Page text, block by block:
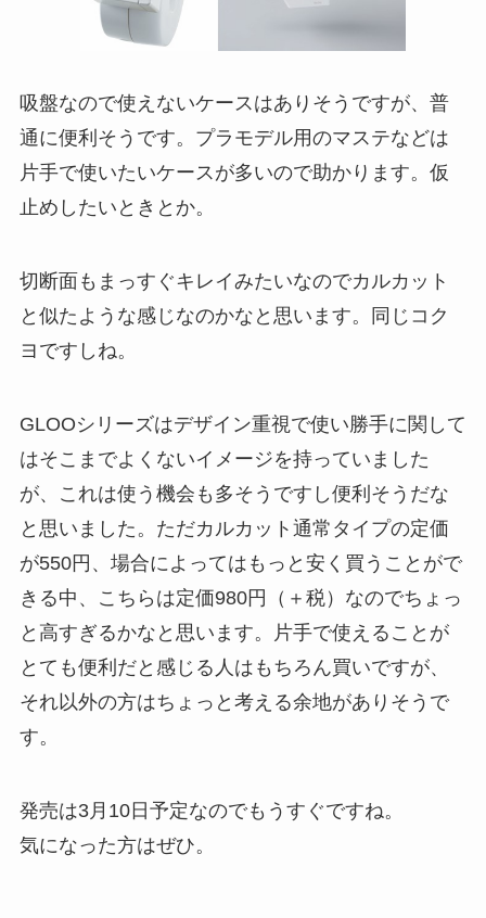
吸盤なので使えないケースはありそうですが、普
通に便利そうです。プラモデル用のマステなどは
片手で使いたいケースが多いので助かります。仮
止めしたいときとか。
切断面もまっすぐキレイみたいなのでカルカット
と似たような感じなのかなと思います。同じコク
ヨですしね。
GLOOシリーズはデザイン重視で使い勝手に関して
はそこまでよくないイメージを持っていました
が、これは使う機会も多そうですし便利そうだな
と思いました。ただカルカット通常タイプの定価
が550円、場合によってはもっと安く買うことがで
きる中、こちらは定価980円（＋税）なのでちょっ
と高すぎるかなと思います。片手で使えることが
とても便利だと感じる人はもちろん買いですが、
それ以外の方はちょっと考える余地がありそうで
す。
発売は3月10日予定なのでもうすぐですね。
気になった方はぜひ。